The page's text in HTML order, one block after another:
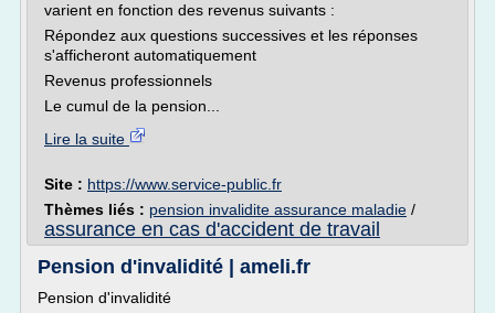
varient en fonction des revenus suivants :
Répondez aux questions successives et les réponses
s'afficheront automatiquement
Revenus professionnels
Le cumul de la pension...
Lire la suite
Site : https://www.service-public.fr
Thèmes liés : pension invalidite assurance maladie /
assurance en cas d'accident de travail
Pension d'invalidité | ameli.fr
Pension d'invalidité